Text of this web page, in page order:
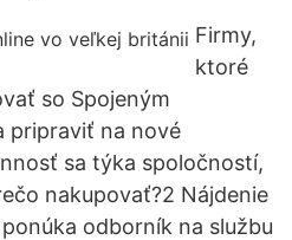
Firmy,
ktoré
so Spojeným
pripraviť na nové
sa týka spoločností,
nakupovať?2 Nájdenie
odborník na službu